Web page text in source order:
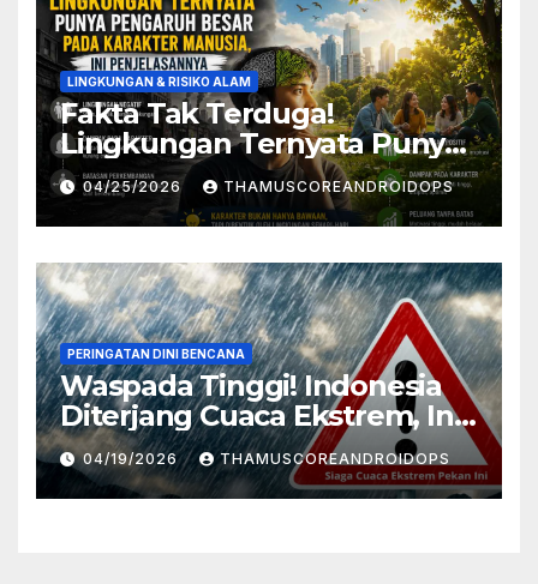
LINGKUNGAN & RISIKO ALAM
Fakta Tak Terduga!
Lingkungan Ternyata Punya
Pengaruh Besar Pada
Karakter Manusia, Ini
Penjelasannya
04/25/2026 THAMUSCOREANDROIDOPS
PERINGATAN DINI BENCANA
Waspada Tinggi! Indonesia
Diterjang Cuaca Ekstrem, Ini
Daftar Daerah Rawan
04/19/2026 THAMUSCOREANDROIDOPS